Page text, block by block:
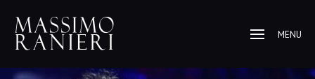
MENU